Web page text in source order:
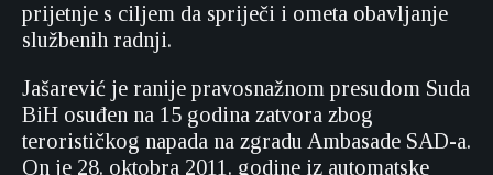
prijetnje s ciljem da spriječi i ometa obavljanje
službenih radnji.
Jašarević je ranije pravosnažnom presudom Suda
BiH osuđen na 15 godina zatvora zbog
terorističkog napada na zgradu Ambasade SAD-a.
On je 28. oktobra 2011. godine iz automatske